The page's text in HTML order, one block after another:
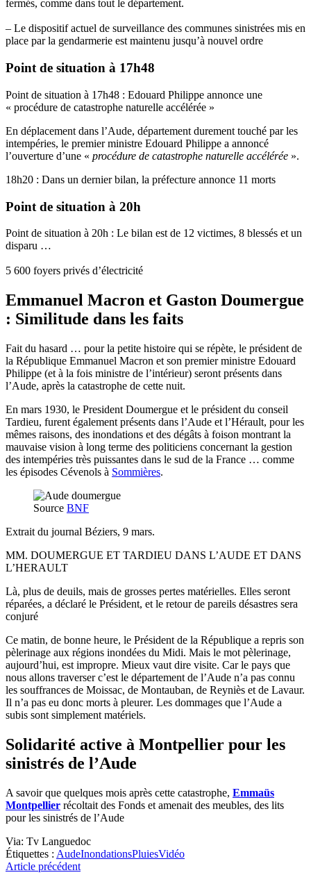
fermés, comme dans tout le département.
– Le dispositif actuel de surveillance des communes sinistrées mis en
place par la gendarmerie est maintenu jusqu’à nouvel ordre
Point de situation à 17h48
Point de situation à 17h48 : Edouard Philippe annonce une
« procédure de catastrophe naturelle accélérée »
En déplacement dans l’Aude, département durement touché par les
intempéries, le premier ministre Edouard Philippe a annoncé
l’ouverture d’une « procédure de catastrophe naturelle accélérée ».
18h20 : Dans un dernier bilan, la préfecture annonce 11 morts
Point de situation à 20h
Point de situation à 20h : Le bilan est de 12 victimes, 8 blessés et un
disparu …
5 600 foyers privés d’électricité
Emmanuel Macron et Gaston Doumergue
: Similitude dans les faits
Fait du hasard … pour la petite histoire qui se répète, le président de
la République Emmanuel Macron et son premier ministre Edouard
Philippe (et à la fois ministre de l’intérieur) seront présents dans
l’Aude, après la catastrophe de cette nuit.
En mars 1930, le President Doumergue et le président du conseil
Tardieu, furent également présents dans l’Aude et l’Hérault, pour les
mêmes raisons, des inondations et des dégâts à foison montrant la
mauvaise vision à long terme des politiciens concernant la gestion
des intempéries très puissantes dans le sud de la France … comme
les épisodes Cévenols à Sommières.
Source BNF
Extrait du journal Béziers, 9 mars.
MM. DOUMERGUE ET TARDIEU DANS L’AUDE ET DANS
L’HERAULT
Là, plus de deuils, mais de grosses pertes matérielles. Elles seront
réparées, a déclaré le Président, et le retour de pareils désastres sera
conjuré
Ce matin, de bonne heure, le Président de la République a repris son
pèlerinage aux régions inondées du Midi. Mais le mot pèlerinage,
aujourd’hui, est impropre. Mieux vaut dire visite. Car le pays que
nous allons traverser c’est le département de l’Aude n’a pas connu
les souffrances de Moissac, de Montauban, de Reyniès et de Lavaur.
Il n’a pas eu donc morts à pleurer. Les dommages que l’Aude a
subis sont simplement matériels.
Solidarité active à Montpellier pour les
sinistrés de l’Aude
A savoir que quelques mois après cette catastrophe, Emmaüs
Montpellier récoltait des Fonds et amenait des meubles, des lits
pour les sinistrés de l’Aude
Via: Tv Languedoc
Étiquettes : AudeInondationsPluiesVidéo
Article précédent